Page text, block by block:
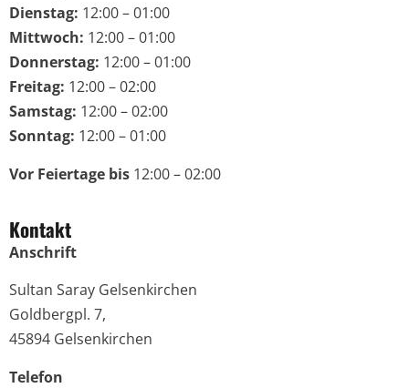
Dienstag: 12:00 – 01:00
Mittwoch: 12:00 – 01:00
Donnerstag: 12:00 – 01:00
Freitag: 12:00 – 02:00
Samstag: 12:00 – 02:00
Sonntag: 12:00 – 01:00
Vor Feiertage bis 12:00 – 02:00
Kontakt
Anschrift
Sultan Saray Gelsenkirchen
Goldbergpl. 7,
45894 Gelsenkirchen
Telefon